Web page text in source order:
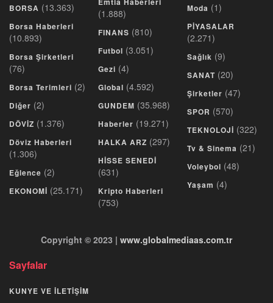
BORSA (13.363)
Borsa Haberleri
(10.893)
Borsa Şirketleri
(76)
Borsa Terimleri (2)
Diğer (2)
DÖVİZ (1.376)
Döviz Haberleri
(1.306)
Eğlence (2)
EKONOMİ (25.171)
(1.888)
FINANS (810)
Futbol (3.051)
Gezi (4)
Global (4.592)
GUNDEM (35.968)
Haberler (19.271)
HALKA ARZ (297)
HİSSE SENEDİ
(631)
Kripto Haberleri
(753)
Moda (1)
PİYASALAR
(2.271)
Sağlık (9)
SANAT (20)
Şirketler (47)
SPOR (570)
TEKNOLOJİ (322)
Tv & Sinema (21)
Voleybol (48)
Yaşam (4)
Copyright © 2023 | www.globalmediaas.com.tr
Sayfalar
KUNYE VE İLETİŞİM